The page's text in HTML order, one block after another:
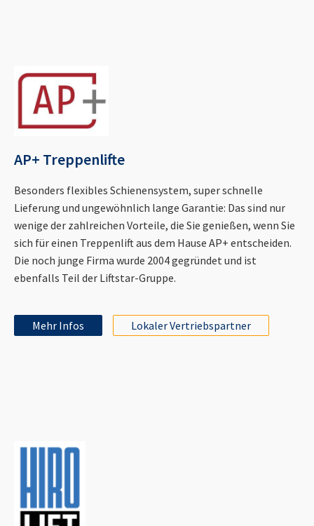
AP+ Treppenlifte
Besonders flexibles Schienensystem, super schnelle
Lieferung und ungewöhnlich lange Garantie: Das sind nur
wenige der zahlreichen Vorteile, die Sie genießen, wenn Sie
sich für einen Treppenlift aus dem Hause AP+ entscheiden.
Die noch junge Firma wurde 2004 gegründet und ist
ebenfalls Teil der Liftstar-Gruppe.
Mehr Infos Lokaler Vertriebspartner